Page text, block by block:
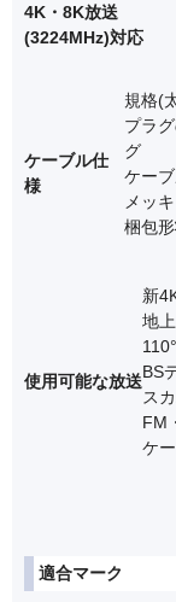
4K・8K放送
(3224MHz)対応
ケーブル仕
様
規格(
プラ
グ
ケー
メッ
梱包
使用可能な放送
新
地
BS
ス
FM
ケ
適合マーク